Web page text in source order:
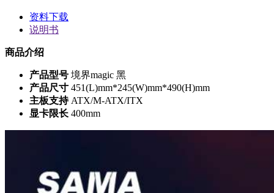
资料下载
说明书
商品介绍
产品型号 境界magic 黑
产品尺寸 451(L)mm*245(W)mm*490(H)mm
主板支持 ATX/M-ATX/ITX
显卡限长 400mm